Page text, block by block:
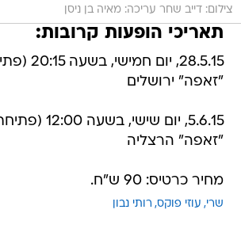
צילום: דייב שחר עריכה: מאיה בן ניסן
תאריכי הופעות קרובות:
28.5.15,
"זאפה" ירושלים
5.6.15, יום
"זאפה" הרצליה
מחיר כרטיס: 90 ש"ח.
שרי עוזי פוקס רותי נבון